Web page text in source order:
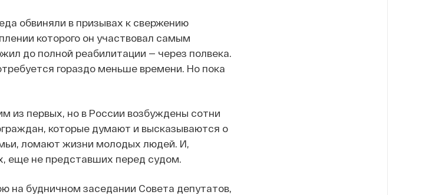
обвиняли в призывах к свержению
которого он участвовал самым
до полной реабилитации — через полвека.
гораздо меньше времени. Но пока
из первых, но в России возбуждены сотни
которые думают и высказываются о
ломают жизни молодых людей. И,
еще не представших перед судом.
на будничном заседании Совета депутатов,